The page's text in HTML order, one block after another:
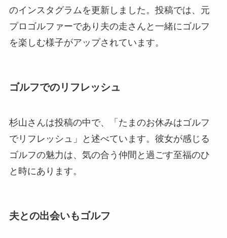
のインスタグラムを更新しました。投稿では、元
プロゴルファーであり夫の走さんと一緒にゴルフ
を楽しむ様子がアップされています。
ゴルフでのリフレッシュ
杉山さんは投稿の中で、「たまのお休みはゴルフ
でリフレッシュ」と述べています。彼女が感じる
ゴルフの魅力は、気の合う仲間と過ごす至福のひ
と時にあります。
夫との出会いもゴルフ